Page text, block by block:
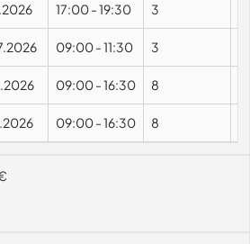
17:00-19:30 3
09:00-11:30 3
09:00-16:30 8
09:00-16:30 8